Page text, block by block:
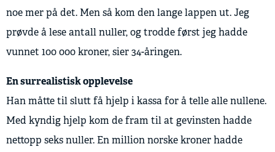
noe mer på det. Men så kom den lange lappen ut. Jeg
prøvde å lese antall nuller, og trodde først jeg hadde
vunnet 100 000 kroner, sier 34-åringen.
En surrealistisk opplevelse
Han måtte til slutt få hjelp i kassa for å telle alle nullene.
Med kyndig hjelp kom de fram til at gevinsten hadde
nettopp seks nuller. En million norske kroner hadde